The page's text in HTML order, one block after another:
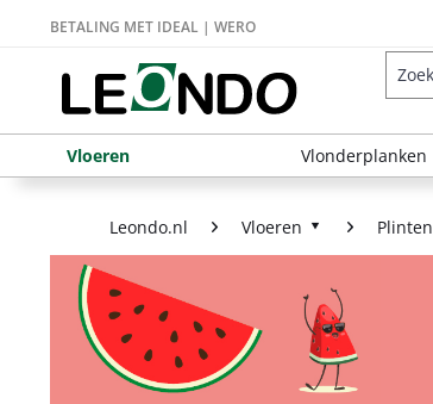
BETALING MET IDEAL | WERO
Vloeren Vlonderplanken
Leondo.nl Vloeren Plinten